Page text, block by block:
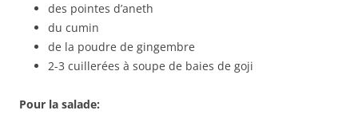
des pointes d’aneth
du cumin
de la poudre de gingembre
2-3 cuillerées à soupe de baies de goji
Pour la salade: